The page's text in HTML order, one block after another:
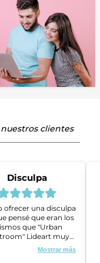
clientes
Disculpa
ofrecer una disculpa
pensé que eran los
que "Urban
Lideart muy
me ayudaron a
un problema que
Mostrar más